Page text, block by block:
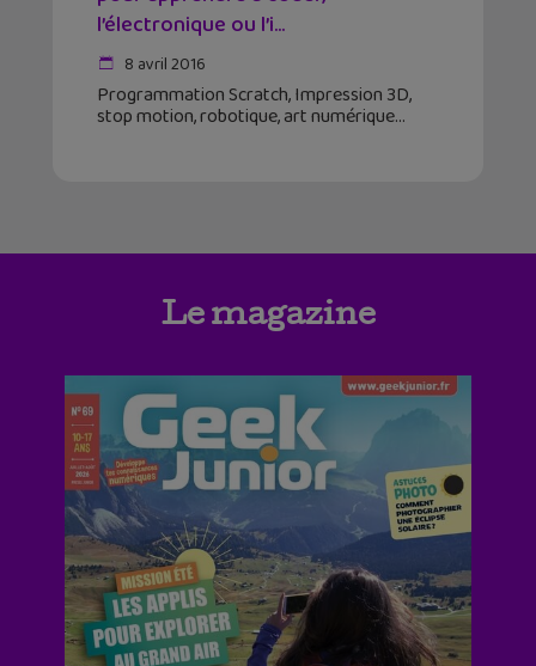
l’électronique ou l’i...
8 avril 2016
Programmation Scratch, Impression 3D,
stop motion, robotique, art numérique
Le magazine